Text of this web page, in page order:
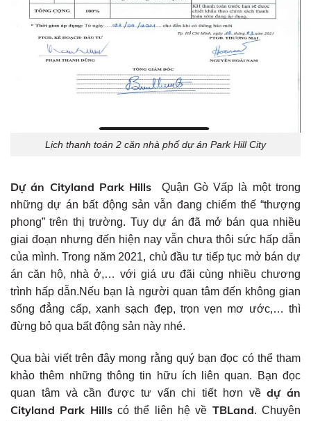
Lịch thanh toán 2 căn nhà phố dự án Park Hill City
Dự án Cityland Park Hills
Quận Gò Vấp là một trong
những dự án bất động sản vẫn đang chiếm thế “thượng
phong” trên thị trường. Tuy dự án đã mở bán qua nhiều
giai đoạn nhưng đến hiện nay vẫn chưa thôi sức hấp dẫn
của mình. Trong năm 2021, chủ đầu tư tiếp tục mở bán dự
án căn hộ, nhà ở,… với giá ưu đãi cùng nhiều chương
trình hấp dẫn.Nếu bạn là người quan tâm đến không gian
sống đẳng cấp, xanh sạch đẹp, trọn vẹn mơ ước,… thì
đừng bỏ qua bất động sản này nhé.
Qua bài viết trên đây mong rằng quý bạn đọc có thể tham
khảo thêm những thông tin hữu ích liên quan. Bạn đọc
quan tâm và cần được tư vấn chi tiết hơn vềdự án
Cityland Park Hillscó thể liên hệ về TBLand. Chuyên